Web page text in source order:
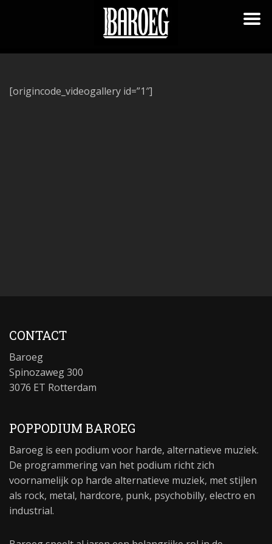
[origincode_videogallery id=”1″]
CONTACT
Baroeg
Spinozaweg 300
3076 ET Rotterdam
POPPODIUM BAROEG
Baroeg is een podium voor harde, alternatieve muziek.
De programmering van het podium richt zich
voornamelijk op harde alternatieve muziek, met stijlen
als rock, metal, hardcore, punk, psychobilly, electro en
industrial.